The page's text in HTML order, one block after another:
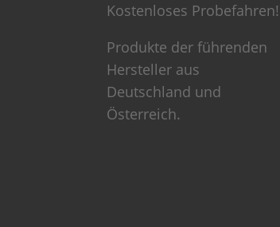
Kostenloses Probefahren!
Produkte der führenden
Hersteller aus
Deutschland und
Österreich.